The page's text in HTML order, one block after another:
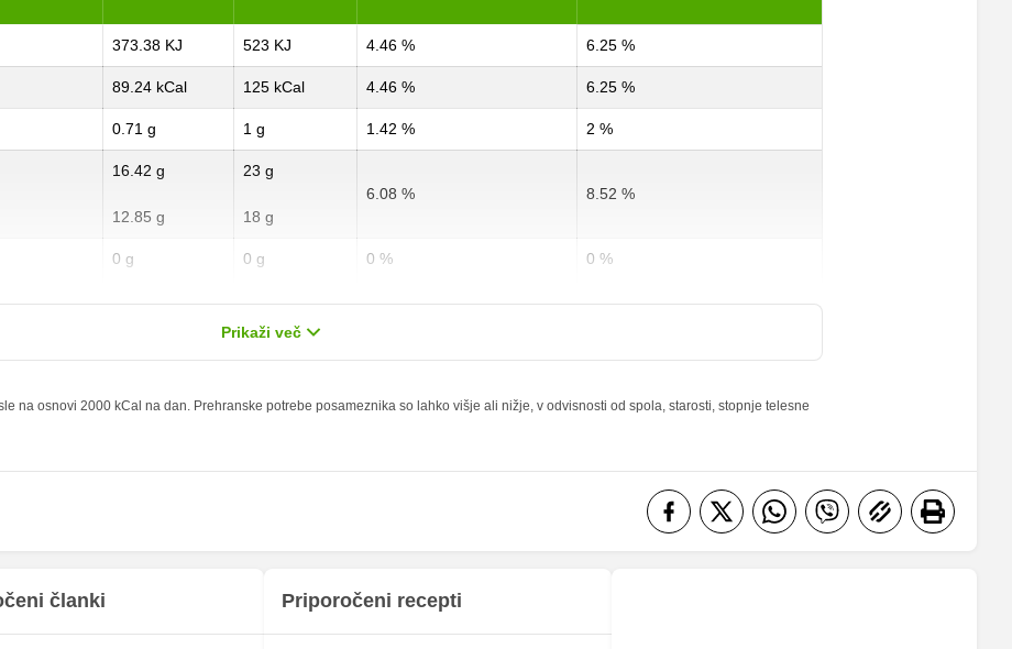
373.38 KJ 523 KJ 4.46 % 6.25 %
89.24 kCal 125 kCal 4.46 % 6.25 %
0.71 g 1 g 1.42 % 2 %
16.42 g
12.85 g
23 g
18 g
6.08 % 8.52 %
0 g
0 g
0 g
0 g
0 %
0 %
0 %
0 %
19.99 mg 28 mg
72 mg
0 mg 0 mg
Prikaži več
na osnovi 2000 kCal na dan. Prehranske potrebe posameznika so lahko višje ali nižje, v odvisnosti od spola, starosti, stopnje telesne
članki Priporočeni recepti